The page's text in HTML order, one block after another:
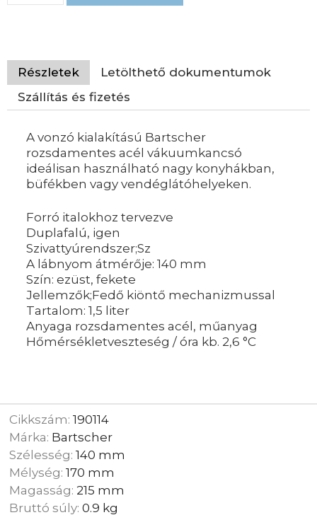
Részletek
Letölthető dokumentumok
Szállítás és fizetés
A vonzó kialakítású Bartscher
rozsdamentes acél vákuumkancsó
ideálisan használható nagy konyhákban,
büfékben vagy vendéglátóhelyeken.
Forró italokhoz tervezve
Duplafalú, igen
Szivattyúrendszer;Sz
A lábnyom átmérője: 140 mm
Szín: ezüst, fekete
Jellemzők;Fedő kiöntő mechanizmussal
Tartalom: 1,5 liter
Anyaga rozsdamentes acél, műanyag
Hőmérsékletveszteség / óra kb. 2,6 °C
Cikkszám:190114
Márka: Bartscher
Szélesség:140 mm
Mélység:170 mm
Magasság: 215 mm
Bruttó súly:0.9 kg